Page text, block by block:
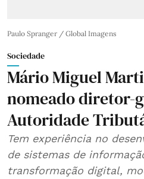
Paulo Spranger / Global Imagens
Sociedade
Mário Miguel
nomeado diretor-
Autoridade
Tem experiência no
de sistemas de
transformação digital,